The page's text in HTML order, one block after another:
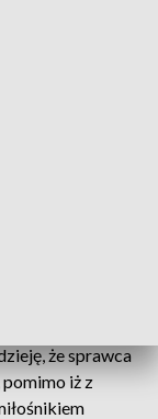
że sprawca
iż z